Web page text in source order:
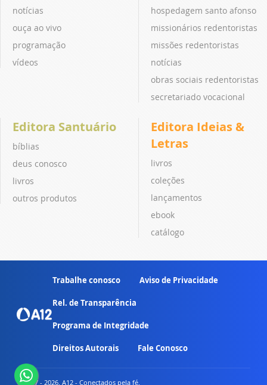
notícias
ouça ao vivo
programação
vídeos
hospedagem santo afonso
missionários redentoristas
missões redentoristas
notícias
obras sociais redentoristas
secretariado vocacional
Editora Santuário
bíblias
deus conosco
livros
outros produtos
Editora Ideias &
Letras
livros
coleções
lançamentos
ebook
catálogo
Trabalhe conosco Aviso de Privacidade
Rel. de Transparência
Programa de Integridade
Direitos Autorais Fale Conosco
© 2007 - 2026. A12 - Conectados pela fé.